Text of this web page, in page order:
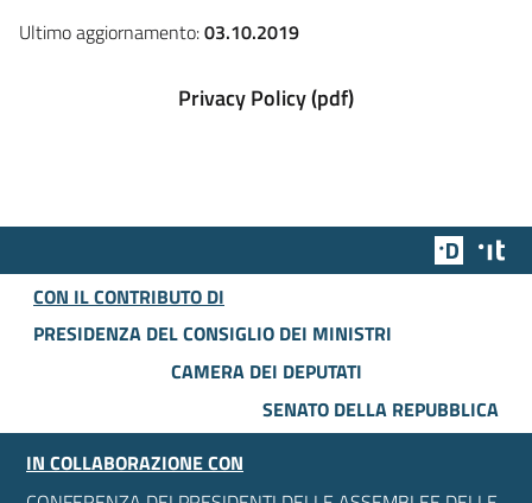
Ultimo aggiornamento:03.10.2019
Privacy Policy (pdf)
Team
CON IL CONTRIBUTO DI
PRESIDENZA DEL CONSIGLIO DEI MINISTRI
CAMERA DEI DEPUTATI
SENATO DELLA REPUBBLICA
IN COLLABORAZIONE CON